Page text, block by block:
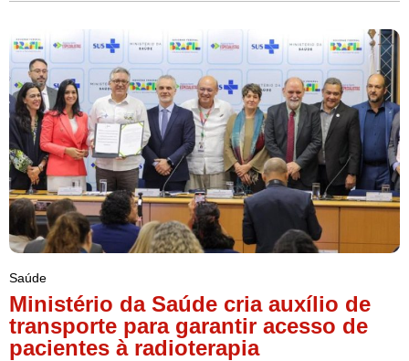
Saúde
Ministério da Saúde cria auxílio de
transporte para garantir acesso de
pacientes à radioterapia